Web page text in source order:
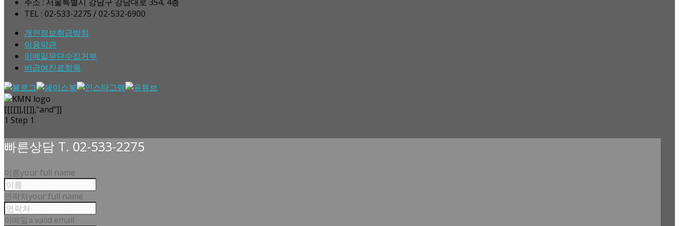
TEL : 02-533-2275 / 02-532-6900
개인정보취급방침
이용약관
이메일무단수집거부
비급여진료항목
[[[[]],[[]],"and"]]
1 Step 1
빠른상담 T. 02-533-2275
이름your full name
연락처your full name
이메일a valid email